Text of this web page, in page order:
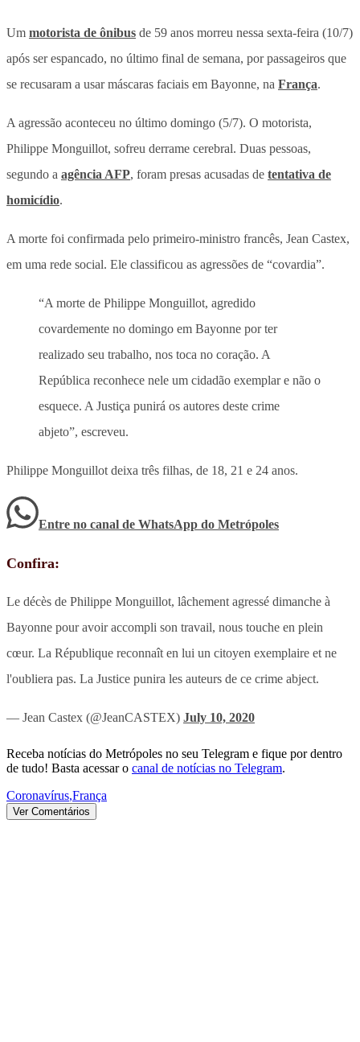
Um motorista de ônibus de 59 anos morreu nessa sexta-feira (10/7)
após ser espancado, no último final de semana, por passageiros que
se recusaram a usar máscaras faciais em Bayonne, na França.
A agressão aconteceu no último domingo (5/7). O motorista,
Philippe Monguillot, sofreu derrame cerebral. Duas pessoas,
segundo a agência AFP, foram presas acusadas de tentativa de
homicídio.
A morte foi confirmada pelo primeiro-ministro francês, Jean Castex,
em uma rede social. Ele classificou as agressões de “covardia”.
“A morte de Philippe Monguillot, agredido
covardemente no domingo em Bayonne por ter
realizado seu trabalho, nos toca no coração. A
República reconhece nele um cidadão exemplar e não o
esquece. A Justiça punirá os autores deste crime
abjeto”, escreveu.
Philippe Monguillot deixa três filhas, de 18, 21 e 24 anos.
Entre no canal de WhatsApp do Metrópoles
Confira:
Le décès de Philippe Monguillot, lâchement agressé dimanche à
Bayonne pour avoir accompli son travail, nous touche en plein
cœur. La République reconnaît en lui un citoyen exemplaire et ne
l'oubliera pas. La Justice punira les auteurs de ce crime abject.
— Jean Castex (@JeanCASTEX) July 10, 2020
Receba notícias do Metrópoles no seu Telegram e fique por dentro
de tudo! Basta acessar o canal de notícias no Telegram.
Coronavírus,França
Ver Comentários